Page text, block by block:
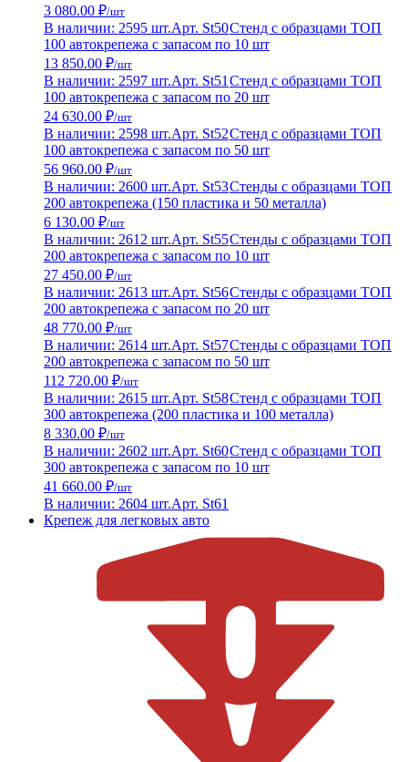
3 080.00 ₽/шт
В наличии: 2595 шт.Арт. St50Стенд с образцами ТОП
100 автокрепежа с запасом по 10 шт
13 850.00 ₽/шт
В наличии: 2597 шт.Арт. St51 Стенд с образцами ТОП
100 автокрепежа с запасом по 20 шт
24 630.00 ₽/шт
В наличии: 2598 шт.Арт. St52Стенд с образцами ТОП
100 автокрепежа с запасом по 50 шт
56 960.00 ₽/шт
В наличии: 2600 шт.Арт. St53Стенды с образцами ТОП
200 автокрепежа (150 пластика и 50 металла)
6 130.00 ₽/шт
В наличии: 2612 шт.Арт. St55Стенды с образцами ТОП
200 автокрепежа с запасом по 10 шт
27 450.00 ₽/шт
В наличии: 2613 шт.Арт. St56Стенды с образцами ТОП
200 автокрепежа с запасом по 20 шт
48 770.00 ₽/шт
В наличии: 2614 шт.Арт. St57Стенды с образцами ТОП
200 автокрепежа с запасом по 50 шт
112 720.00 ₽/шт
В наличии: 2615 шт.Арт. St58Стенд с образцами ТОП
300 автокрепежа (200 пластика и 100 металла)
8 330.00 ₽/шт
В наличии: 2602 шт.Арт. St60Стенд с образцами ТОП
300 автокрепежа с запасом по 10 шт
41 660.00 ₽/шт
В наличии: 2604 шт.Арт. St61
Крепеж для легковых авто